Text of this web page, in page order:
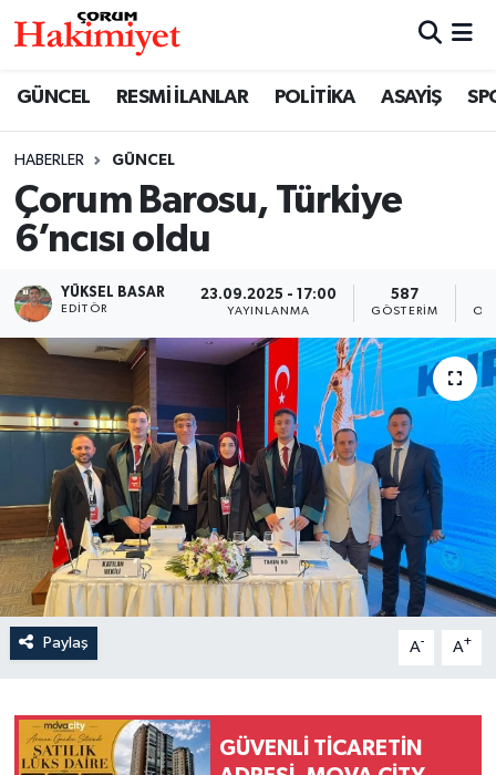
GÜNCEL RESMİ İLANLAR POLİTİKA ASAYİŞ
HABERLER GÜNCEL
Çorum Barosu, Türkiye
6’ncısı oldu
YÜKSEL BASAR
EDITÖR
23.09.2025 - 17:00
YAYINLANMA
587
GÖSTERIM
Paylaş A- A+
GÜVENLİ TİCARETİN
SAĞLIK
ASAYİŞ
EKONOMİ
GÜNCEL
AKTÜEL
EĞİTİM
İLÇELER
OTOPARK
TEKNOLOJİ
Nöbetçi Eczaneler
Çorum Namaz Vakitleri
Trafik Durumu
Süper Lig Puan Durumu ve Fikstür
Tüm Manşetler
Son Dakika Haberleri
Haber Arşivi